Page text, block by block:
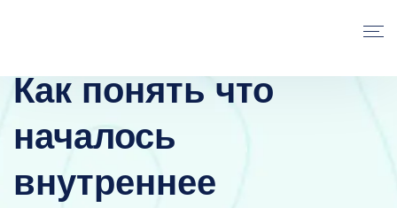
Как понять что
началось
внутреннее